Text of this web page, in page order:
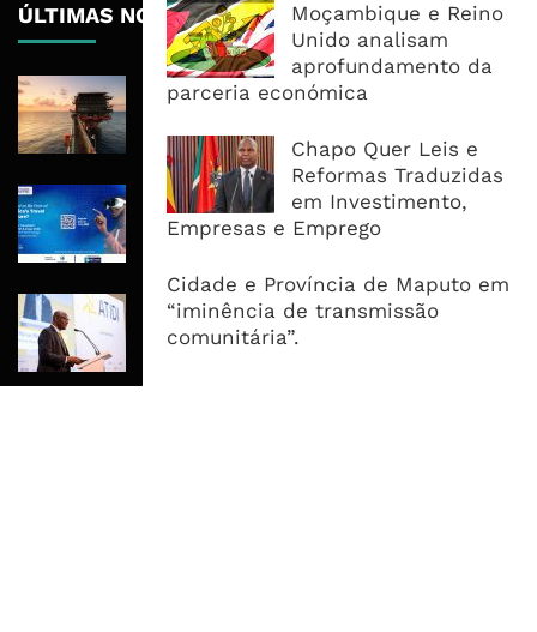
Moçambique e Reino
Unido analisam
aprofundamento da
parceria económica
Chapo Quer Leis e
Reformas Traduzidas
em Investimento,
Empresas e Emprego
Cidade e Província de Maputo em
“iminência de transmissão
comunitária”.
ÚLTIMAS NOTÍCIAS
Rovuma LNG Avança Com Selecção
2026
Maputo Vai Acolher Cimeira Africana
De Traveltech E Coloca Digitalização
ATIDI Quer Duplicar Capital E Elevar
Garantias Para US$20 Mil Milhões